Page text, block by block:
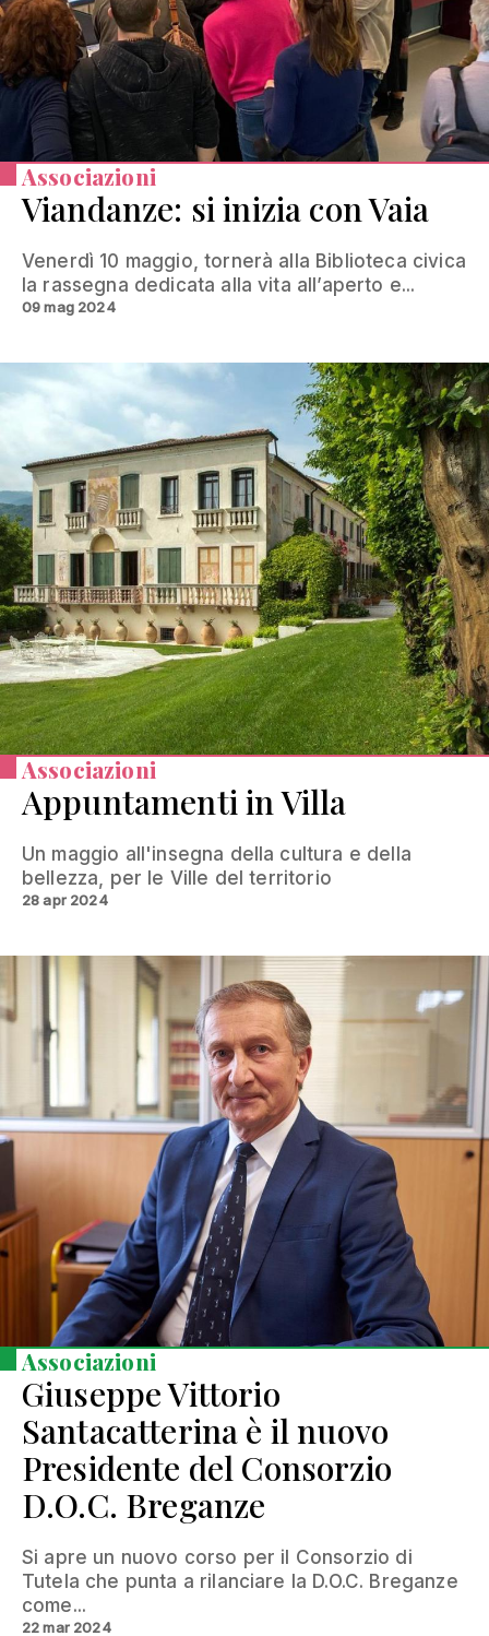
Associazioni
Viandanze: si inizia con Vaia
Venerdì 10 maggio, tornerà alla Biblioteca civica
la rassegna dedicata alla vita all’aperto e...
09 mag 2024
Associazioni
Appuntamenti in Villa
Un maggio all'insegna della cultura e della
bellezza, per le Ville del territorio
28 apr 2024
Associazioni
Giuseppe Vittorio
Santacatterina è il nuovo
Presidente del Consorzio
D.O.C. Breganze
Si apre un nuovo corso per il Consorzio di
Tutela che punta a rilanciare la D.O.C. Breganze
come...
22 mar 2024